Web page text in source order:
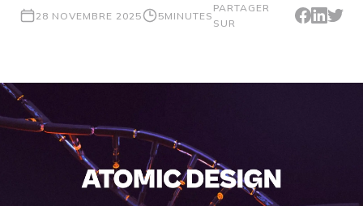
28 NOVEMBRE 2025 5MINUTES
PARTAGER
SUR